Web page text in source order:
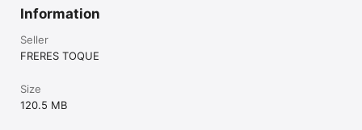
Information
Seller
FRERES TOQUE
Size
120.5 MB